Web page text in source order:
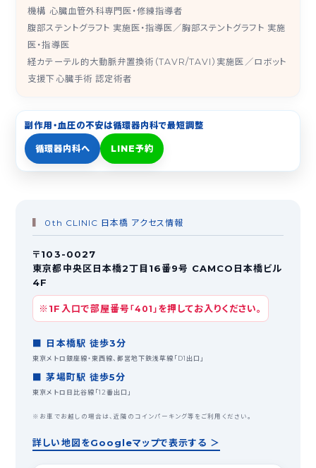
機構 心臓血管外科専門医・修練指導者
腹部ステントグラフト 実施医・指導医／胸部ステントグラフト 実施
医・指導医
経カテーテル的大動脈弁置換術（TAVR/TAVI）実施医／ロボット
支援下心臓手術 認定術者
副作用・血圧の不安は循環器内科で最短調整
循環器内科へ LINE予約
0th CLINIC 日本橋 アクセス情報
〒103-0027
東京都中央区日本橋2丁目16番9号 CAMCO日本橋ビル
4F
※1F入口で部屋番号 「401」 を押してお入りください。
■ 日本橋駅 徒歩3分
東京メトロ銀座線・東西線、都営地下鉄浅草線「D1出口」
■ 茅場町駅 徒歩5分
東京メトロ日比谷線「12番出口」
※お車でお越しの場合は、近隣のコインパーキング等をご利用ください。
詳しい地図をGoogleマップで表示する ＞